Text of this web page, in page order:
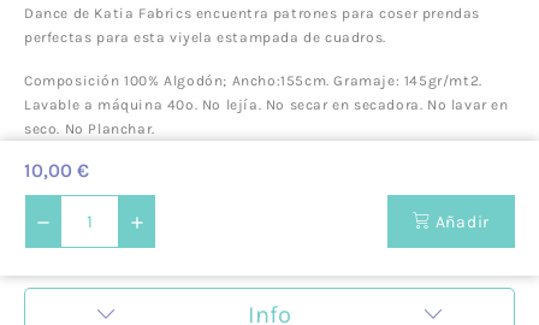
Dance de Katia Fabrics encuentra patrones para coser prendas
perfectas para esta viyela estampada de cuadros.
Composición 100% Algodón; Ancho:155cm. Gramaje: 145gr/mt2.
Lavable a máquina 40º. No lejía. No secar en secadora. No lavar en
seco. No Planchar.
10,00 €
Añadir
Info